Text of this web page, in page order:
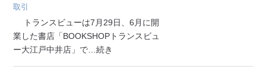
取引
トランスビューは7月29日、6月に開
業した書店「BOOKSHOPトランスビュ
ー大江戸中井店」で …続き